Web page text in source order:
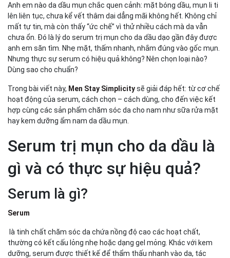
Cách chọn serum trị mụn cho da dầu đúng chuẩn
Thành phần nên có trong serum trị mụn cho da dầu
Thành phần nên tránh
Cách dùng serum trị mụn cho da dầu để đạt hiệu quả
Các thắc mắc thường gặp về serum trị mụn cho da
dầu
Cách trị mụn tuổi dậy thì nam – có cần serum không?
Vậy trong cách trị mụn tuổi dậy thì nam, serum có thực
sự cần thiết?
Serum cho da dầu mụn thâm khác gì serum trị mụn thông
Kết hợp serum với các sản phẩm chăm sóc da cho nam
khác
Gợi ý serum trị mụn Men Stay Simplicity Serum Calm
để anh em thử nghiệm
Serum trị mụn cho da dầu, chìa khóa sạch mụn – sáng
da cho nam
Anh em nào da dầu mụn chắc quen cảnh: mặt bóng dầu, mụn li ti
lên liên tục, chưa kể vết thâm dai dẳng mãi không hết. Không chỉ
mất tự tin, mà còn thấy “ức chế” vì thử nhiều cách mà da vẫn
chưa ổn. Đó là lý do serum trị mụn cho da dầu dạo gần đây được
anh em săn tìm. Nhẹ mặt, thấm nhanh, nhắm đúng vào gốc mụn.
Nhưng thực sự serum có hiệu quả không? Nên chọn loại nào?
Dùng sao cho chuẩn?
Trong bài viết này, Men Stay Simplicitysẽ giải đáp hết: từ cơ chế
hoạt động của serum, cách chọn – cách dùng, cho đến việc kết
hợp cùng các sản phẩm chăm sóc da cho nam như sữa rửa mặt
hay kem dưỡng ẩm nam da dầu mụn.
Serum trị mụn cho da dầu là
gì và có thực sự hiệu quả?
Serum là gì?
Serum
là tinh chất chăm sóc da chứa nồng độ cao các hoạt chất,
thường có kết cấu lỏng nhẹ hoặc dạng gel mỏng. Khác với kem
dưỡng, serum được thiết kế để thẩm thấu nhanh vào da, tác